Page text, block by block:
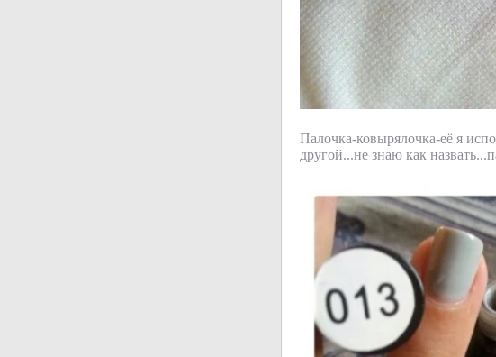
Палочка-ковырялочка-её я
другой...не знаю как